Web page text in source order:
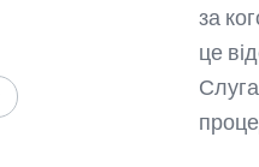
за
це